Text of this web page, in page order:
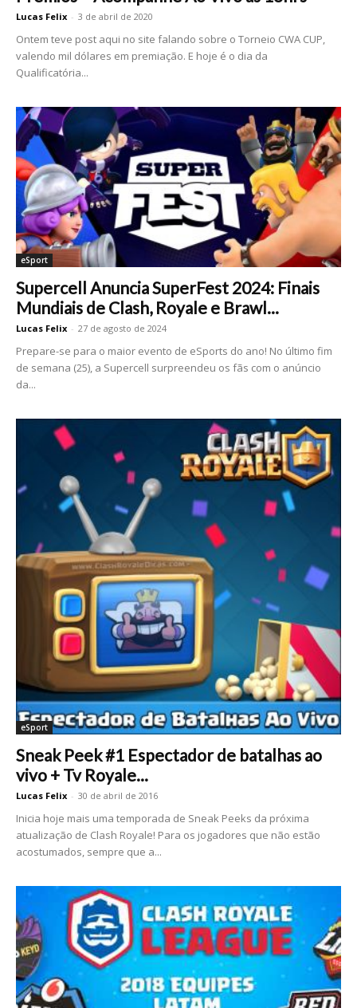
Lucas Felix - 3 de abril de 2020
Ontem teve post aqui no site falando sobre o Torneio CWA CUP,
valendo mil dólares em premiação. E hoje é o dia da
Qualificatória...
eSport
Supercell Anuncia SuperFest 2024: Finais
Mundiais de Clash, Royale e Brawl...
Lucas Felix - 27 de agosto de 2024
Prepare-se para o maior evento de eSports do ano! No último fim
de semana (25), a Supercell surpreendeu os fãs com o anúncio
da...
eSport
Sneak Peek #1 Espectador de batalhas ao
vivo + Tv Royale...
Lucas Felix - 30 de abril de 2016
Inicia hoje mais uma temporada de Sneak Peeks da próxima
atualização de Clash Royale! Para os jogadores que não estão
acostumados, sempre que a...